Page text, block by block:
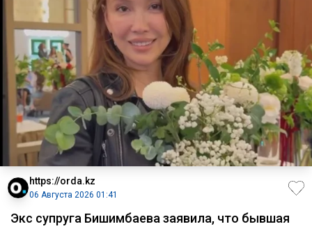
https://orda.kz
06 Августа 2026 01:41
Экс супруга Бишимбаева заявила, что бывшая